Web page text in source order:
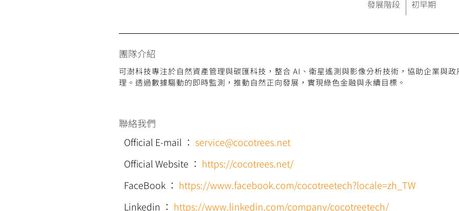
發展階段
初早期
團隊介紹
可澍科技專注於自然資產管理與碳匯科技，整合 AI、衛星遙測與影像分析技術，協助企業與
理。透過數據驅動的即時監測，推動自然正向發展，實現綠色金融與永續目標。
聯絡我們
Official E-mail ： service@cocotrees.net
Official Website ： https://cocotrees.net/
FaceBook ： https://www.facebook.com/cocotreetech?locale=zh_TW
Linkedin ： https://www.linkedin.com/company/cocotreetech/